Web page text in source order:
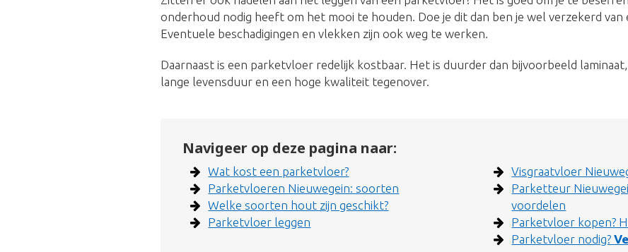
onderhoud nodig heeft om het mooi te houden. Doe je dit dan ben je wel verzekerd van
Eventuele beschadigingen en vlekken zijn ook weg te werken.
Daarnaast is een parketvloer redelijk kostbaar. Het is duurder dan bijvoorbeeld
lange levensduur en een hoge kwaliteit tegenover.
Navigeer op deze pagina naar:
Wat kost een parketvloer?
Parketvloeren Nieuwegein: soorten
Welke soorten hout zijn geschikt?
Parketvloer leggen
Visgraatvloer
Parketteur
voordelen
Parketvloer kopen?
Parketvloer nodig?